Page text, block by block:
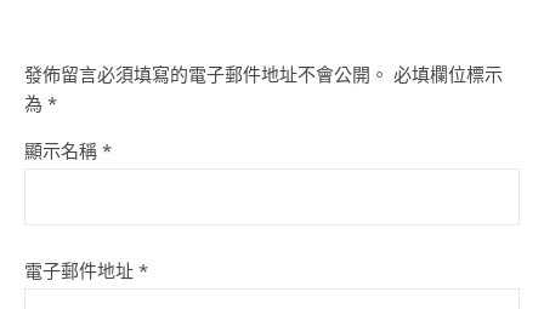
發佈留言必須填寫的電子郵件地址不會公開。 必填欄位標示
為 *
顯示名稱 *
電子郵件地址 *